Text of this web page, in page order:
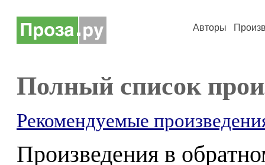
Авторы
Полный список
Рекомендуемые
Произведения в